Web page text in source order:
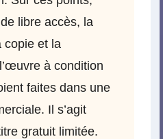
libre accès, la
copie et la
à condition
faites dans une
Il s’agit
gratuit limitée.